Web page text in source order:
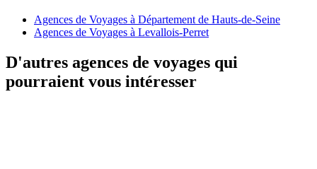
Agences de Voyages à Département de Hauts-de-Seine
Agences de Voyages à Levallois-Perret
D'autres agences de voyages qui
pourraient vous intéresser